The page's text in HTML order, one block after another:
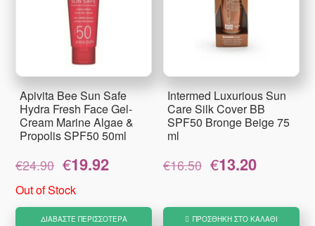
Apivita Bee Sun Safe
Hydra Fresh Face Gel-
Cream Marine Algae &
Propolis SPF50 50ml
€24.90
Original
price
was:
€19.92
€19.92.
Out of Stock
ΔΙΑΒΆΣΤΕ ΠΕΡΙΣΣΌΤΕΡΑ
Intermed Luxurious Sun
Care Silk Cover BB
SPF50 Bronge Beige 75
ml
€16.50
Original
price
€13.20
€13.20.
ΠΡΟΣΘΉΚΗ ΣΤΟ ΚΑΛΆΘΙ